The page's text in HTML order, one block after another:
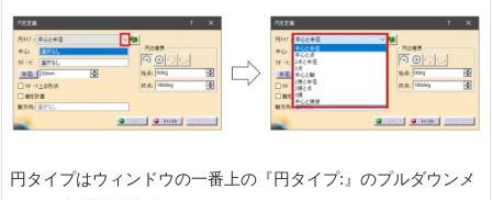
円タイプはウィンドウの一番上の『円タイプ:』のプルダウンメ